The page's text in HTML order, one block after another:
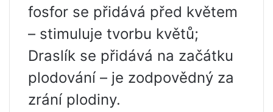
fosfor se přidává před květem
– stimuluje tvorbu květů;
Draslík se přidává na začátku
plodování – je zodpovědný za
zrání plodiny.